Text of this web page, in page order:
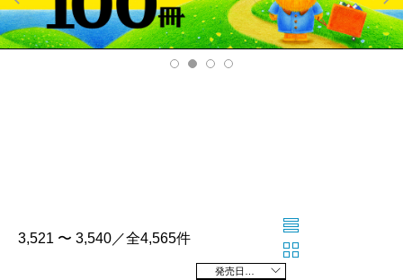
Pre
v
Ne
xt
3,521 〜 3,540／全4,565件